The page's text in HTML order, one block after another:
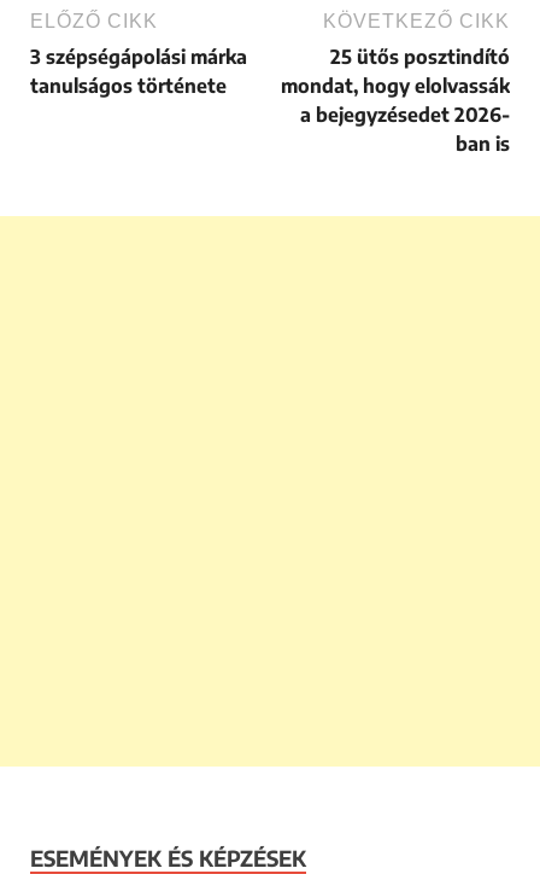
ELŐZŐ CIKK
3 szépségápolási márka
tanulságos története
KÖVETKEZŐ CIKK
25 ütős posztindító
mondat, hogy elolvassák
a bejegyzésedet 2026-
ban is
ESEMÉNYEK ÉS KÉPZÉSEK